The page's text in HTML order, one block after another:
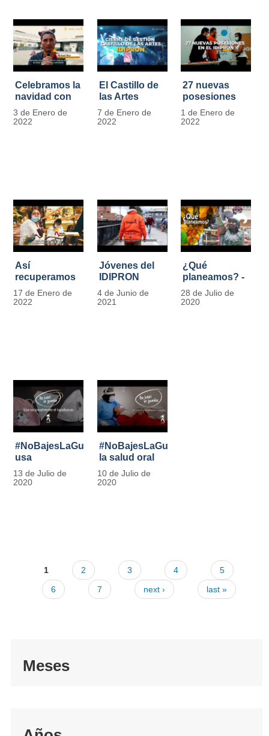
Celebramos la
navidad con
los Niños y
Niñas de los
3 de Enero de
2022
El Castillo de
las Artes
celebra su
primer año
7 de Enero de
2022
27 nuevas
posesiones
en el IDIPRON
1 de Enero de
2022
Así
recuperamos
las bancas del
Park Way
17 de Enero de
2022
Jóvenes del
IDIPRON
comprometidos
con la
4 de Junio de
2021
¿Qué
planeamos? -
Por Carlos
Marín, director
28 de Julio de
2020
#NoBajesLaGuardia:
usa
racionalmente
el tapabocas
13 de Julio de
2020
#NoBajesLaGuardia:
la salud oral
también
cuenta
10 de Julio de
2020
1 2 3 4
5
6
7 next › last »
Meses